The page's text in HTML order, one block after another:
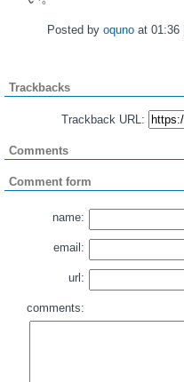
Posted by oquno at 01:36 |
Trackbacks
Trackback URL:
Comments
Comment form
name:
email:
url:
comments: